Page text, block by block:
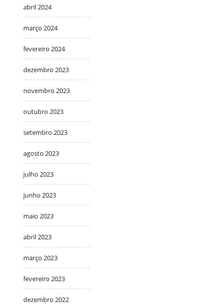
abril 2024
março 2024
fevereiro 2024
dezembro 2023
novembro 2023
outubro 2023
setembro 2023
agosto 2023
julho 2023
junho 2023
maio 2023
abril 2023
março 2023
fevereiro 2023
dezembro 2022